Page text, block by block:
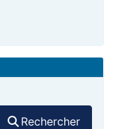
Rechercher